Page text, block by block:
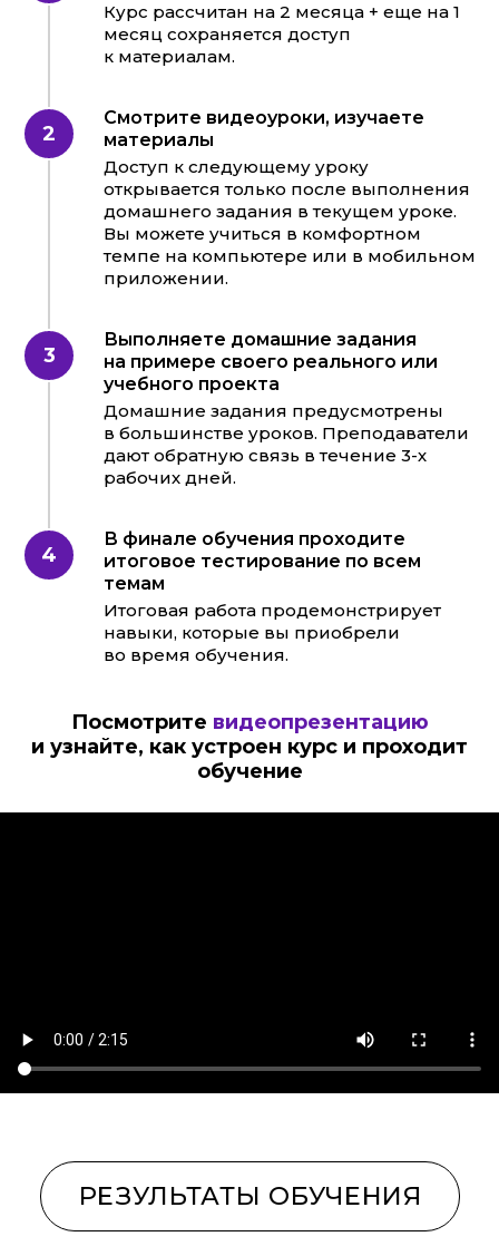
Курс рассчитан на 2 месяца + еще на 1
месяц сохраняется доступ
к материалам.
Смотрите видеоуроки, изучаете
материалы
Доступ к следующему уроку
открывается только после выполнения
домашнего задания в текущем уроке.
Вы можете учиться в комфортном
темпе на компьютере или в мобильном
приложении.
Выполняете домашние задания
на примере своего реального или
учебного проекта
Домашние задания предусмотрены
в большинстве уроков. Преподаватели
дают обратную связь в течение 3-х
рабочих дней.
В финале обучения проходите
итоговое тестирование по всем
темам
Итоговая работа продемонстрирует
навыки, которые вы приобрели
во время обучения.
Посмотрите видеопрезентацию
и узнайте, как устроен курс и проходит
обучение
ОБ ОНЛАЙН-ШКОЛЕ